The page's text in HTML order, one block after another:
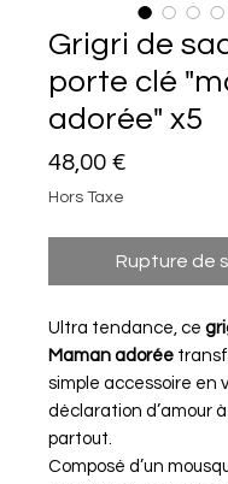
Grigri de
porte clé
adorée" x5
48,00 €Prix
Hors Taxe
Rupture de
Ultra tendance, ce
Maman adorée
simple accessoire en
déclaration d’amour
partout.
Composé d’un